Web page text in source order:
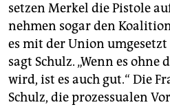
setzen Merkel die Pistole
nehmen sogar den
es mit der Union umgesetzt
sagt Schulz. „Wenn es
wird, ist es auch gut.“ Die
Schulz, die prozessualen